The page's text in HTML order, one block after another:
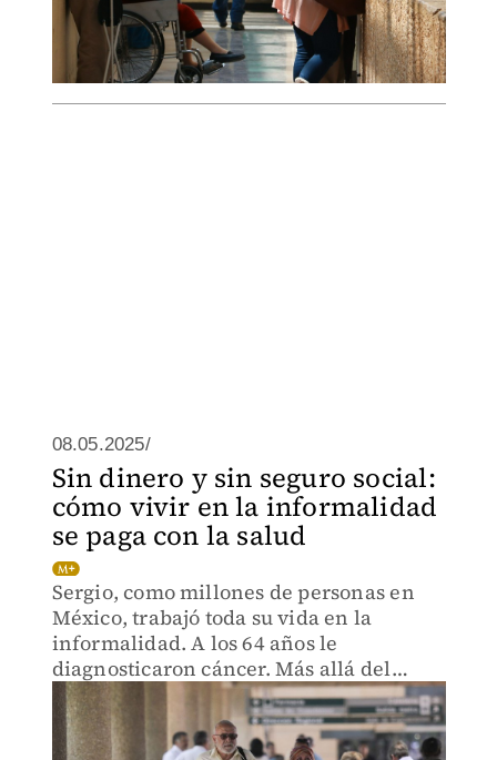
08.05.2025/
Sin dinero y sin seguro social:
cómo vivir en la informalidad
se paga con la salud
Sergio, como millones de personas en
México, trabajó toda su vida en la
informalidad. A los 64 años le
diagnosticaron cáncer. Más allá del
tumor, el dinero se convirtió en el
verdadero obstáculo para recuperar su
salud.